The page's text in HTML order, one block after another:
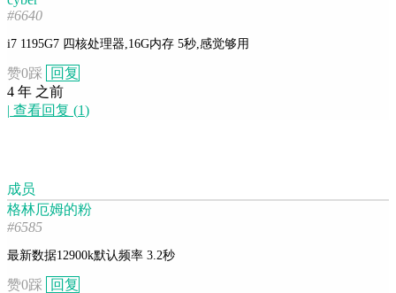
#6640
i7 1195G7 四核处理器,16G内存 5秒,感觉够用
赞0踩
回复
4 年 之前
| 查看回复 (1)
成员
格林厄姆的粉
#6585
最新数据12900k默认频率 3.2秒
赞0踩
回复